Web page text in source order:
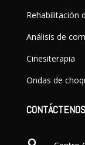
Rehabilitación
Análisis de
Cinesiterapia
Ondas de
CONTÁCTENOS